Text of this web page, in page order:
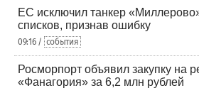
ЕС исключил танкер
списков, признав ошибку
09:16 / события
Росморпорт объявил закупку на
«Фанагория» за 6,2 млн рублей